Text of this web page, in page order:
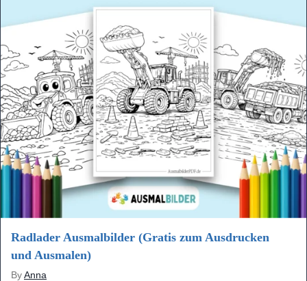
Radlader Ausmalbilder (Gratis zum Ausdrucken
und Ausmalen)
ByAnna